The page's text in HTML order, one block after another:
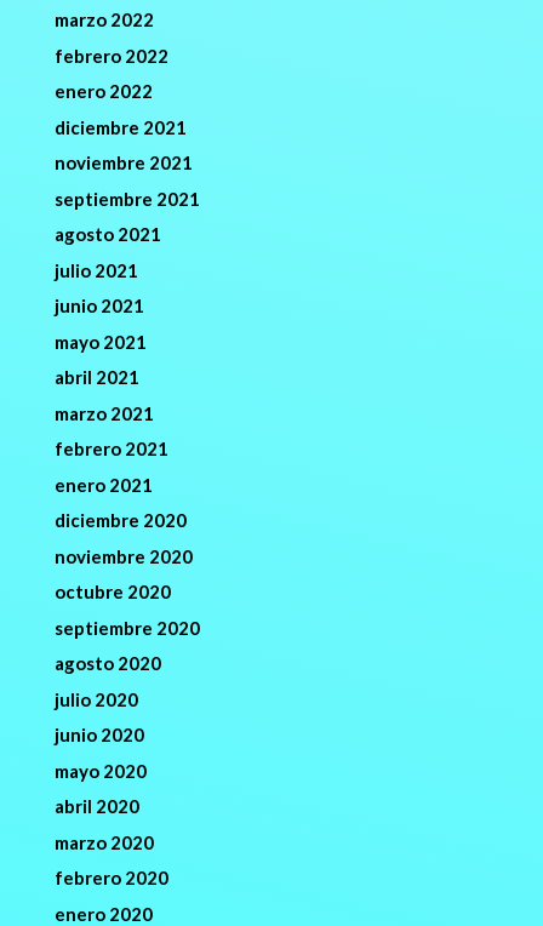
marzo 2022
febrero 2022
enero 2022
diciembre 2021
noviembre 2021
septiembre 2021
agosto 2021
julio 2021
junio 2021
mayo 2021
abril 2021
marzo 2021
febrero 2021
enero 2021
diciembre 2020
noviembre 2020
octubre 2020
septiembre 2020
agosto 2020
julio 2020
junio 2020
mayo 2020
abril 2020
marzo 2020
febrero 2020
enero 2020